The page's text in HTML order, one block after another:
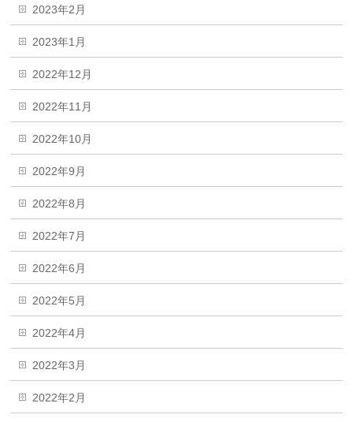
2023年2月
2023年1月
2022年12月
2022年11月
2022年10月
2022年9月
2022年8月
2022年7月
2022年6月
2022年5月
2022年4月
2022年3月
2022年2月